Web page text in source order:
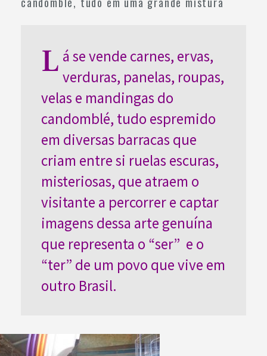
L á se vende carnes, ervas,
verduras, panelas, roupas,
velas e mandingas do
candomblé, tudo espremido
em diversas barracas que
criam entre si ruelas escuras,
misteriosas, que atraem o
visitante a percorrer e captar
imagens dessa arte genuína
que representa o “ser” e o
“ter” de um povo que vive em
outro Brasil.